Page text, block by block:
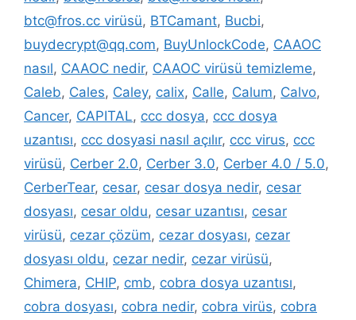
btc@fros.cc virüsü, BTCamant, Bucbi,
buydecrypt@qq.com, BuyUnlockCode, CAAOC
nasıl, CAAOC nedir, CAAOC virüsü temizleme,
Caleb, Cales, Caley, calix, Calle, Calum, Calvo,
Cancer, CAPITAL, ccc dosya, ccc dosya
uzantısı, ccc dosyasi nasıl açılır, ccc virus, ccc
virüsü, Cerber 2.0, Cerber 3.0, Cerber 4.0 / 5.0,
CerberTear, cesar, cesar dosya nedir, cesar
dosyası, cesar oldu, cesar uzantısı, cesar
virüsü, cezar çözüm, cezar dosyası, cezar
dosyası oldu, cezar nedir, cezar virüsü,
Chimera, CHIP, cmb, cobra dosya uzantısı,
cobra dosyası, cobra nedir, cobra virüs, cobra